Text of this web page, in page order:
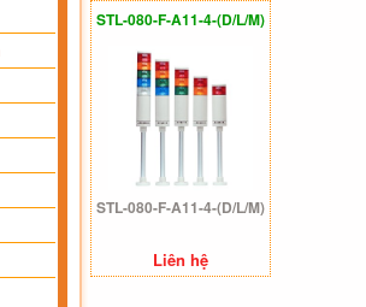
STL-080-F-A11-4-(D/L/M)
STL-080-F-A11-4-(D/L/M)
Liên hệ